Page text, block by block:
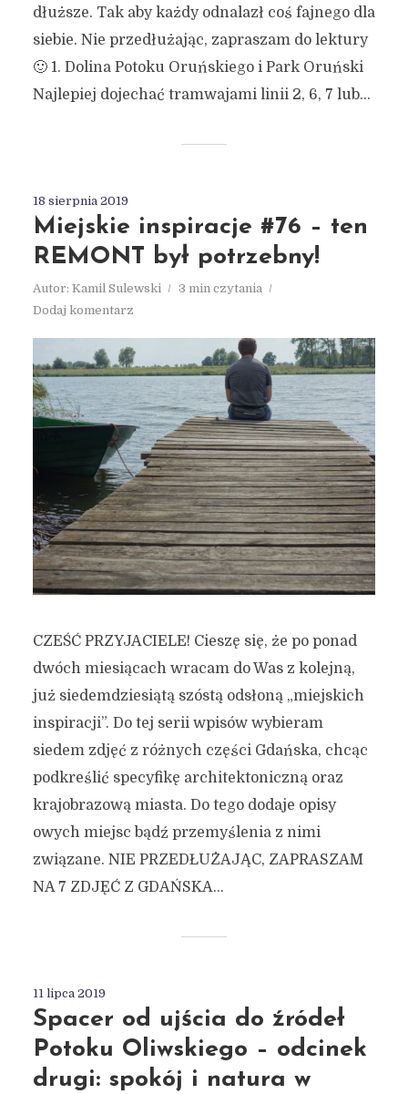
dłuższe. Tak aby każdy odnalazł coś fajnego dla
siebie. Nie przedłużając, zapraszam do lektury
🙂 1. Dolina Potoku Oruńskiego i Park Oruński
Najlepiej dojechać tramwajami linii 2, 6, 7 lub...
18 sierpnia 2019
Miejskie inspiracje #76 – ten
REMONT był potrzebny!
Autor: Kamil Sulewski
3 min czytania
Dodaj komentarz
CZEŚĆ PRZYJACIELE! Cieszę się, że po ponad
dwóch miesiącach wracam do Was z kolejną,
już siedemdziesiątą szóstą odsłoną „miejskich
inspiracji”. Do tej serii wpisów wybieram
siedem zdjęć z różnych części Gdańska, chcąc
podkreślić specyfikę architektoniczną oraz
krajobrazową miasta. Do tego dodaje opisy
owych miejsc bądź przemyślenia z nimi
związane. NIE PRZEDŁUŻAJĄC, ZAPRASZAM
NA 7 ZDJĘĆ Z GDAŃSKA...
11 lipca 2019
Spacer od ujścia do źródeł
Potoku Oliwskiego – odcinek
drugi: spokój i natura w